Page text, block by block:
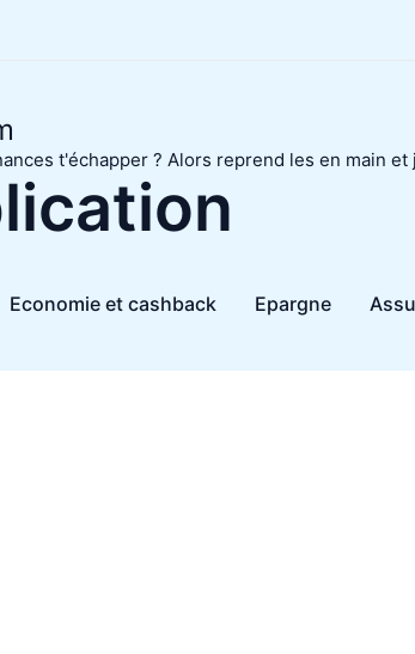
t'échapper ? Alors reprend les en main
Economie et cashback Epargne